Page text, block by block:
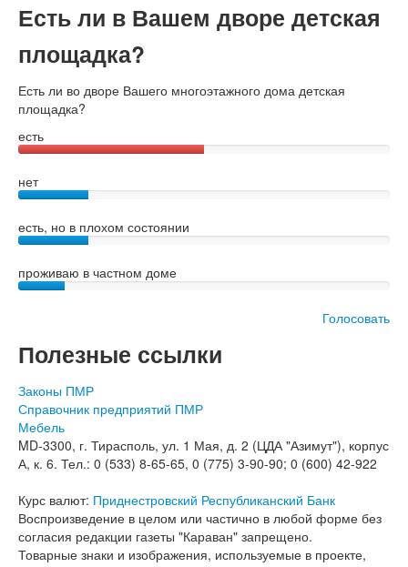
Есть ли в Вашем дворе детская
площадка?
Есть ли во дворе Вашего многоэтажного дома детская
площадка?
есть
нет
есть, но в плохом состоянии
проживаю в частном доме
Голосовать
Полезные ссылки
Законы ПМР
Справочник предприятий ПМР
Мебель
MD-3300, г. Тирасполь, ул. 1 Мая, д. 2 (ЦДА "Азимут"), корпус
А, к. 6. Тел.: 0 (533) 8-65-65, 0 (775) 3-90-90; 0 (600) 42-922
Курс валют: Приднестровский Республиканский Банк
Воспроизведение в целом или частично в любой форме без
согласия редакции газеты "Караван" запрещено.
Товарные знаки и изображения, используемые в проекте,